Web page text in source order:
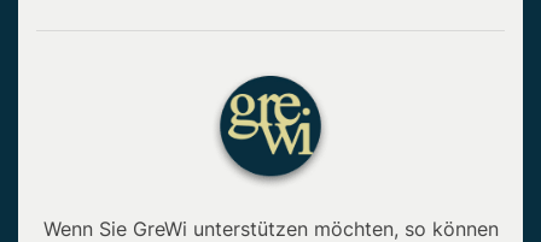
Wenn Sie GreWi unterstützen möchten, so können